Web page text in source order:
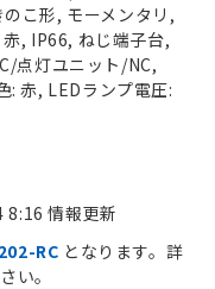
こ形, モーメンタリ,
, IP66, ねじ端子台,
点灯ユニット/NC,
: 赤, LEDランプ電圧:
情報更新
RC となります。詳
い。